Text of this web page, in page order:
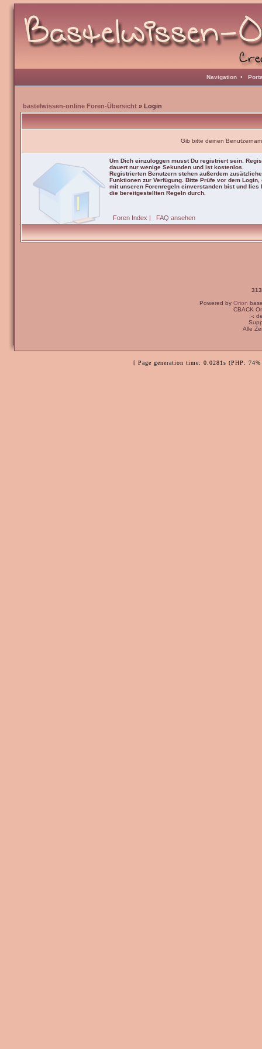
Navigation •
bastelwissen-online Foren-Übersicht » Login
Gib bitte deinen
Um Dich einzuloggen musst Du registriert sein.
dauert nur wenige Sekunden und ist kostenlos.
Registrierten Benutzern stehen außerdem zusätzliche
Funktionen zur Verfügung. Bitte Prüfe vor dem Login,
mit unseren Forenregeln einverstanden bist und lies
die bereitgestellten Regeln durch.
Foren Index | FAQ ansehen
Powered by Orion
CBACK
:-:
Alle
[ Page generation time: 0.0281s (PHP: